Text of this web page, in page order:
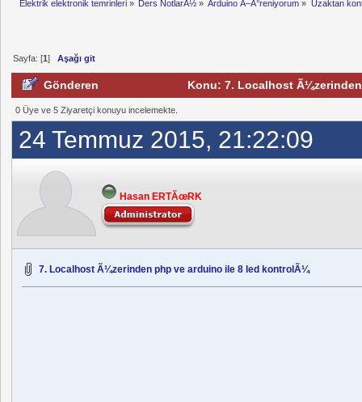
Elektrik elektronik temrinleri» Ders NotlarÃ½ » Arduino Ã–Ã°reniyorum » Uzaktan
Sayfa: [1] Aşağı git
Gönderen Konu: 7. Localhost
0 Üye ve 5 Ziyaretçi konuyu incelemekte.
24 Temmuz 2015, 21:22:09
Hasan ERTÃœRK
7. Localhost Ã¼zerinden php ve arduino ile 8 led kontrolÃ¼